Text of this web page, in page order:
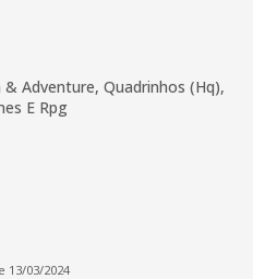
Adventure, Quadrinhos (Hq),
E Rpg
13/03/2024